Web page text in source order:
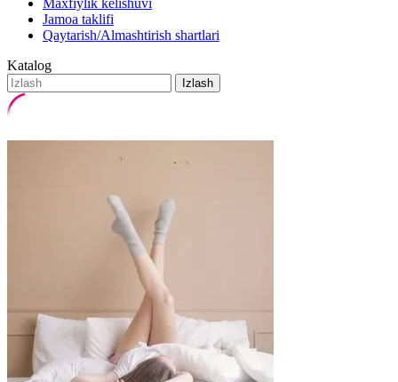
Jamoa taklifi
Qaytarish/Almashtirish shartlari
Katalog
Izlash